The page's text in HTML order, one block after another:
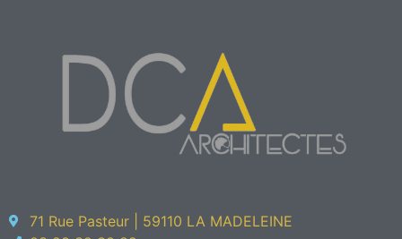
71 Rue Pasteur | 59110 LA MADELEINE